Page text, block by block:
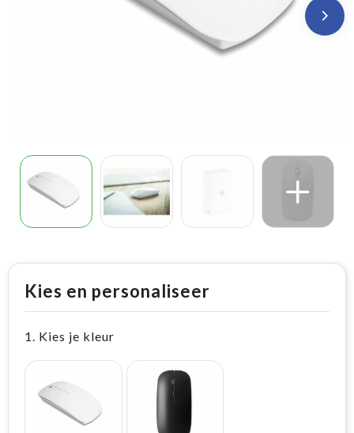
Kies en personaliseer
1. Kies je kleur